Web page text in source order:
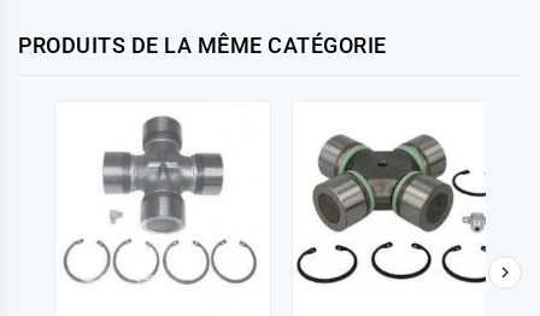
PRODUITS DE LA MÊME CATÉGORIE
